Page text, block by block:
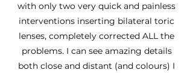
with only two very quick and painless
interventions inserting bilateral toric
lenses, completely corrected ALL the
problems. I can see amazing details
both close and distant (and colours) I